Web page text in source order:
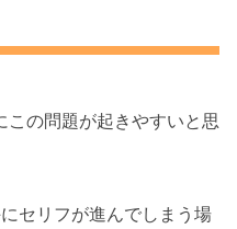
この問題が起きやすいと思
セリフが進んでしまう場